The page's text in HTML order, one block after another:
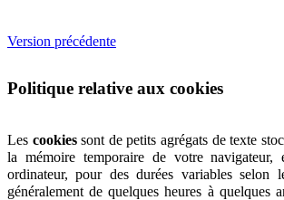
Version précédente
Politique relative aux cookies
Les cookiessont de petits agrégats de texte
la mémoire temporaire de votre navigateur,
ordinateur, pour des durées variables selon
généralement de quelques heures à quelques